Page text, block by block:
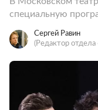
специальную
Сергей Равин
(Редактор отдела